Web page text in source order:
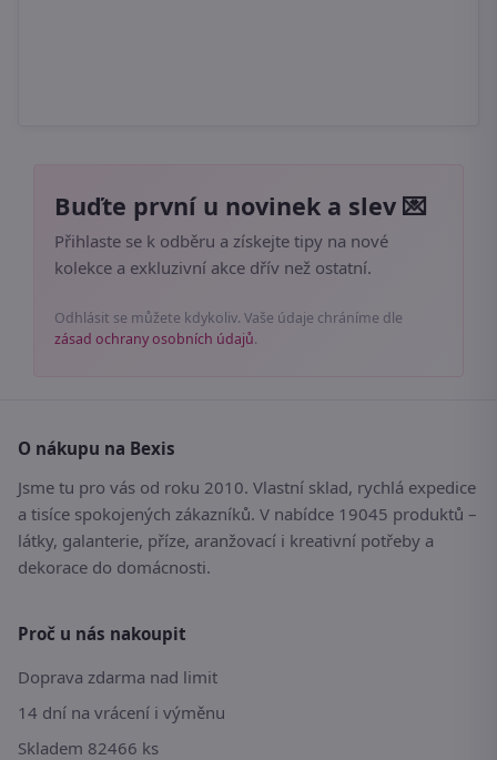
Buďte první u novinek a slev 💌
Přihlaste se k odběru a získejte tipy na nové
kolekce a exkluzivní akce dřív než ostatní.
Odhlásit se můžete kdykoliv. Vaše údaje chráníme dle
zásad ochrany osobních údajů.
O nákupu na Bexis
Jsme tu pro vás od roku 2010. Vlastní sklad, rychlá expedice
a tisíce spokojených zákazníků. V nabídce 19045 produktů –
látky, galanterie, příze, aranžovací i kreativní potřeby a
dekorace do domácnosti.
Proč u nás nakoupit
Doprava zdarma nad limit
14 dní na vrácení i výměnu
Skladem 82466 ks